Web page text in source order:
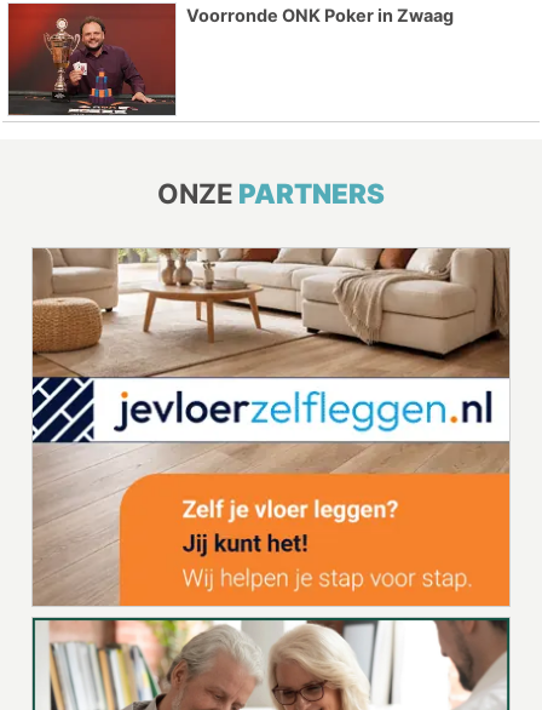
Voorronde ONK Poker in Zwaag
ONZE PARTNERS